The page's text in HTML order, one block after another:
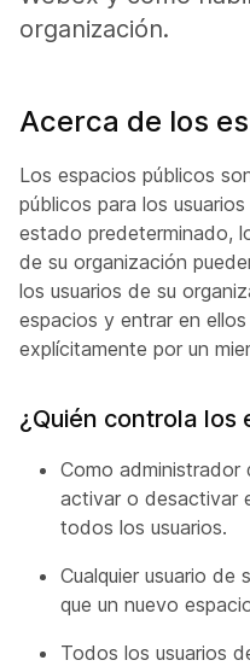
organización.
Acerca de los
Los espacios públicos
públicos para los
estado predeterminado,
de su organización
los usuarios de su
espacios y entrar en
explícitamente por un
¿Quién controla los
Como administrador
activar o desactivar
todos los usuarios.
Cualquier usuario de
que un nuevo
Todos los usuarios